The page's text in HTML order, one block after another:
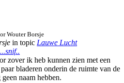
Wouter Borsje
in topic Lauwe Lucht
zover ik heb kunnen zien met een
bladeren onderin de ruimte van de
naam hebben.